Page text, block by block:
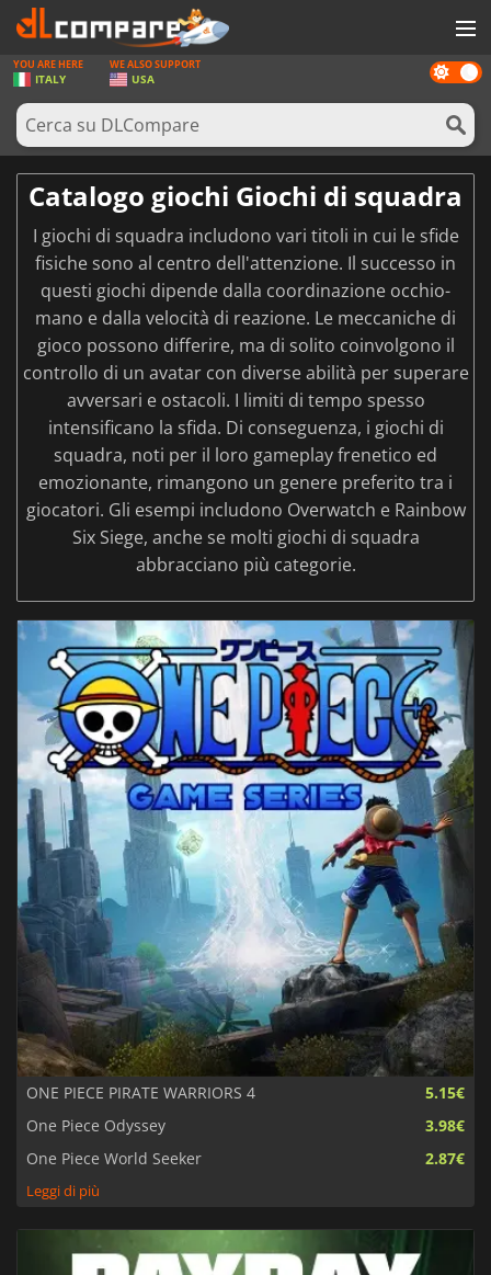
GIOCHI
PREPAGATE
SOFTWARE
REWARDS
HARDWARE
NOTIZIE
ACCEDI O REGISTRATI
Dark
mode
YOU ARE HERE
ITALY
WE ALSO SUPPORT
USA
Catalogo giochi Giochi di squadra
I giochi di squadra includono vari titoli in cui le sfide
fisiche sono al centro dell'attenzione. Il successo in
questi giochi dipende dalla coordinazione occhio-
mano e dalla velocità di reazione. Le meccaniche di
gioco possono differire, ma di solito coinvolgono il
controllo di un avatar con diverse abilità per superare
avversari e ostacoli. I limiti di tempo spesso
intensificano la sfida. Di conseguenza, i giochi di
squadra, noti per il loro gameplay frenetico ed
emozionante, rimangono un genere preferito tra i
giocatori. Gli esempi includono Overwatch e Rainbow
Six Siege, anche se molti giochi di squadra
abbracciano più categorie.
ONE PIECE PIRATE WARRIORS 4
5.15€
One Piece Odyssey
3.98€
One Piece World Seeker
2.87€
Leggi di più